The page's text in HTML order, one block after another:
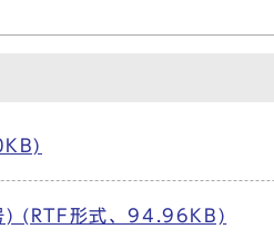
) (RTF形式、94.96KB)